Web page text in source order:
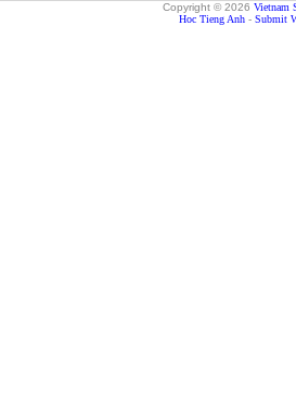
Copyright © 2026 Vietnam
Hoc Tieng Anh - Submit